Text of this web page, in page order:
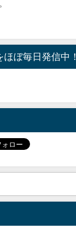
ぼ毎日発信中！